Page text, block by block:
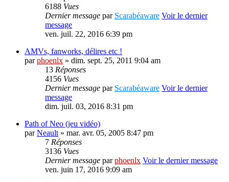
6188 Vues
Dernier message par Scarabéaware Voir le dernier
message
ven. juil. 22, 2016 6:39 pm
AMVs, fanworks, délires etc !
parphoenlx » dim. sept. 25, 2011 9:04 am
13 Réponses
4156 Vues
Dernier message par Scarabéaware Voir le dernier
message
dim. juil. 03, 2016 8:31 pm
Path of Neo (jeu vidéo)
parNeault» mar. avr. 05, 2005 8:47 pm
7 Réponses
3136 Vues
Dernier message parphoenlx Voir le dernier message
ven. juin 17, 2016 9:09 am